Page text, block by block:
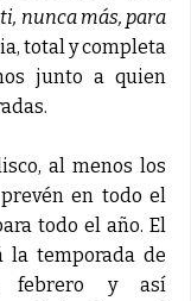
nunca más, para
total y completa
junto a quien
al menos los
en todo el
todo el año. El
la temporada de
febrero y así